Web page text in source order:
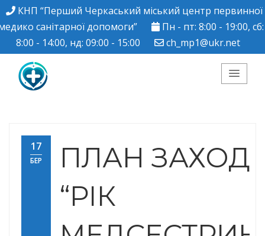
КНП “Перший Черкаський міський центр первинної
санітарної допомоги”
Пн - пт: 8:00 - 19:00, сб:
8:00 - 14:00, нд: 09:00 - 15:00
ch_mp1@ukr.net
Черкаський міський
центр ПМСД"
17
БЕР
ПЛАН
“РІК